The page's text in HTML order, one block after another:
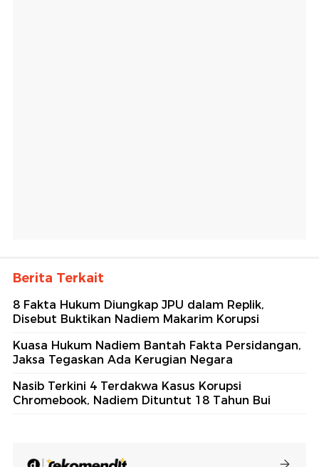
Berita Terkait
8 Fakta Hukum Diungkap JPU dalam Replik,
Disebut Buktikan Nadiem Makarim Korupsi
Kuasa Hukum Nadiem Bantah Fakta Persidangan,
Jaksa Tegaskan Ada Kerugian Negara
Nasib Terkini 4 Terdakwa Kasus Korupsi
Chromebook, Nadiem Dituntut 18 Tahun Bui